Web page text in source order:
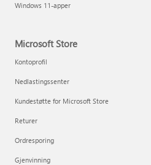
Windows 11-apper
Microsoft Store
Kontoprofil
Nedlastingssenter
Kundestøtte for Microsoft Store
Returer
Ordresporing
Gjenvinning